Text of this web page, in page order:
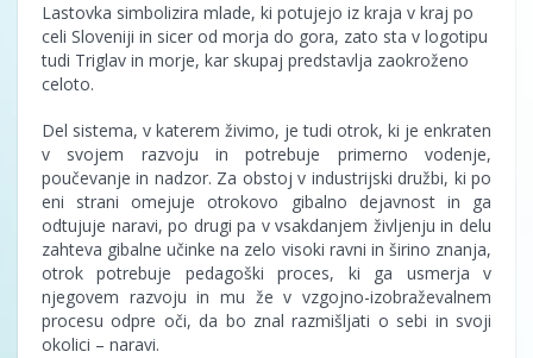
Lastovka simbolizira mlade, ki potujejo iz kraja v kraj po
celi Sloveniji in sicer od morja do gora, zato sta v logotipu
tudi Triglav in morje, kar skupaj predstavlja zaokroženo
celoto.
Del sistema, v katerem živimo, je tudi otrok, ki je enkraten
v svojem razvoju in potrebuje primerno vodenje,
poučevanje in nadzor. Za obstoj v industrijski družbi, ki po
eni strani omejuje otrokovo gibalno dejavnost in ga
odtujuje naravi, po drugi pa v vsakdanjem življenju in delu
zahteva gibalne učinke na zelo visoki ravni in širino znanja,
otrok potrebuje pedagoški proces, ki ga usmerja v
njegovem razvoju in mu že v vzgojno-izobraževalnem
procesu odpre oči, da bo znal razmišljati o sebi in svoji
okolici – naravi.